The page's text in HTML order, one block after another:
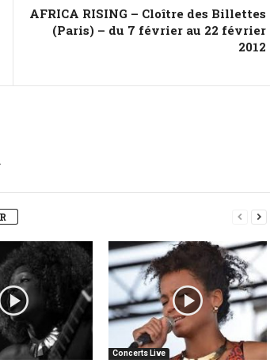
AFRICA RISING – Cloître des Billettes
(Paris) – du 7 février au 22 février
2012
Concerts Live